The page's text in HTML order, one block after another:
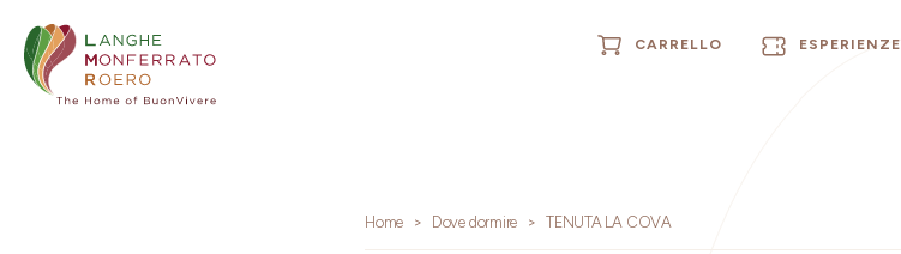
CARRELLO ESPERIENZE
Home Dove dormire TENUTA LA COVA